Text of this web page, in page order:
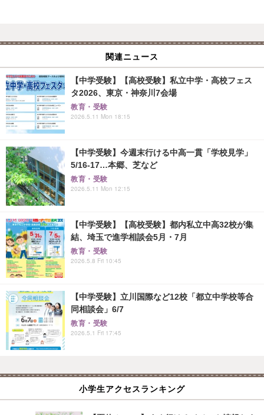
関連ニュース
【中学受験】【高校受験】私立中学・高校フェス
タ2026、東京・神奈川7会場
教育・受験
2026.5.11 Mon 18:15
【中学受験】今週末行ける中高一貫「学校見学」
5/16-17…本郷、芝など
教育・受験
2026.5.11 Mon 12:15
【中学受験】【高校受験】都内私立中高32校が集
結、埼玉で進学相談会5月・7月
教育・受験
2026.5.8 Fri 10:45
【中学受験】立川国際など12校「都立中学校等合
同相談会」6/7
教育・受験
2026.5.1 Fri 17:45
小学生アクセスランキング